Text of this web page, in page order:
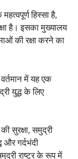
हिस्सा है,
है। इसका मुख्यालय
की रक्षा करने का
में यह एक
युद्ध के लिए
सुरक्षा, समुद्री
और गर्दभंदी
राष्ट्र के रूप में